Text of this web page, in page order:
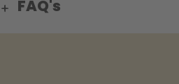
FAQ's